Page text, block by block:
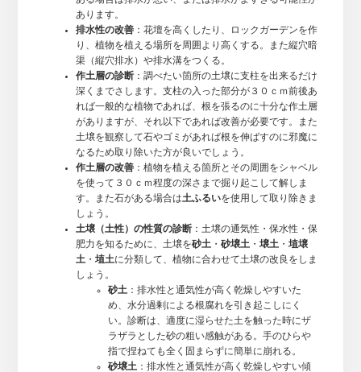
あります。
排水性の改善：花壇を高くしたり、ロックガーデンを作
り、植物を植える場所を周囲より高くする。また縦穴暗
渠（縦穴排水）や排水溝をつくる。
作土層の診断：調べたい箇所の土壌に支柱を出来るだけ
深くまでさします。支柱の入った部分が３０ｃｍ前後あ
れば一般的な植物であれば、根を張るのに十分な作土層
がありますが、それ以下であれば改善が必要です。また
土壌を観察して石やゴミがあれば根を伸ばすのに邪魔に
なるため取り除いた方が良いでしょう。
作土層の改善：植物を植える箇所とその周囲をシャベル
を使って３０ｃｍ程度の深さまで掘り起こして解しま
す。また石がある場合は土ふるいを使用して取り除きま
しょう。
土壌（土性）の性質の診断：土壌の通気性・保水性・保
肥力を知るために、土壌を砂土 ・ 砂壌土 ・ 壌土 ・ 埴壌
土 ・ 埴土に分類して、植物に合わせて土壌の改良をしま
しょう。
砂土 ：排水性と通気性が高く乾燥しやすいた
め、水分過剰による根腐れを引き起こしにく
い。診断は、適度に湿らせた土を触った時にザ
ラザラとした砂の粗い感触がある。手のひらや
指で捏ねても全く固まらずに簡単に崩れる。
砂壌土 ：排水性と通気性が高く乾燥しやすい傾